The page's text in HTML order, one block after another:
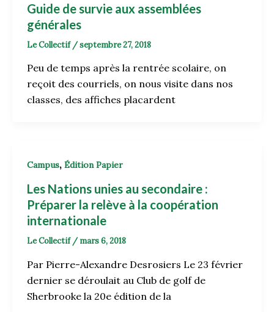
Guide de survie aux assemblées
générales
Le Collectif /septembre 27, 2018
Peu de temps après la rentrée scolaire, on
reçoit des courriels, on nous visite dans nos
classes, des affiches placardent
Campus, Édition Papier
Les Nations unies au secondaire :
Préparer la relève à la coopération
internationale
Le Collectif / mars 6, 2018
Par Pierre-Alexandre Desrosiers Le 23 février
dernier se déroulait au Club de golf de
Sherbrooke la 20e édition de la